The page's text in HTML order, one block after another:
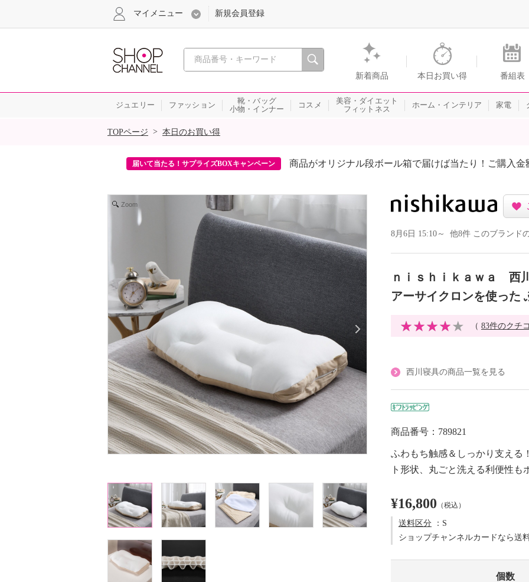
心おどる、瞬間を。通販・テレビショッピングのショップチャンネル
新着商品 本日お買い得 番組表
マイメニュー 新規会員登録
ジュエリー ファッション
靴・バッグ
小物・インナー
コスメ
美容・ダイエット
フィットネス
ホーム・インテリア 家電
SALE
TOPページ > 本日のお買い得
届いて当たる！サプライズBOXキャンペーン 商品がオリジナル段ボール箱で届けば当たり！ご購入
Zoom
8月6日 15:10～ 他8件 このブランド
ｎｉｓｈｉｋａｗａ 西
アーサイクロンを使った
（ 83件のクチ
西川寝具の商品一覧を見る
商品番号：789821
ふわもち触感＆しっかり支え
ト形状、丸ごと洗える利便性も
¥16,800 （税込）
送料区分 ：S
ショップチャンネルカードなら送
個数